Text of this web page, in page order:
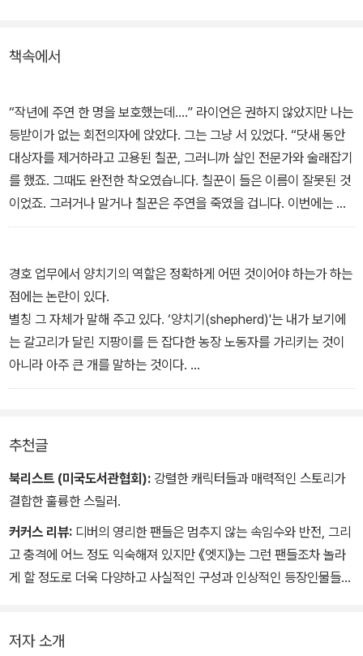
하는 '물리적 정보 추출 전문가' 헨리 러빙. 정보를 얻기 위해서 대상
에게 어떠한 잔혹한 행위도 서슴지 않는 러빙에게 몇 해 전 스승을 잃
은 정부 비밀 기관의 경호관 코르트는 러빙에 대한 복수만을 노리며
하루하루를 살아간다.
의 기회라 생각하며 임무를 맡는다. 자신이 왜 러빙의 목표물이 되었
는지 알지도 못한 채 전문 경호관 코르트의 보호를 받아야 하는 케슬
러와 가족들. 코르트는 케슬러와 그 가족들을 털끝 하나 다치지 않게
보호하는 한편 필생의 적인 러빙을 잡기 위해 치밀한 작전을 펴기 시
책속에서
“작년에 주연 한 명을 보호했는데….” 라이언은 권하지 않았지만 나는
등받이가 없는 회전의자에 앉았다. 그는 그냥 서 있었다. “닷새 동안
대상자를 제거하라고 고용된 칠꾼, 그러니까 살인 전문가와 술래잡기
를 했죠. 그때도 완전한 착오였습니다. 칠꾼이 들은 이름이 잘못된 것
이었죠. 그러거나 말거나 칠꾼은 주연을 죽였을 겁니다. 이번에는 형
사님을 쫓고 있는 자가 칠꾼이 아니라 캘꾼입니다. 그런 표현 들어 보
“그런 것 같군요. 신문자를 말하는 거죠? 전문적인.”
그만하면 정확한 셈이었다. 나는 고개를 끄덕였다. “칠꾼으로 얘기가
끝나는 게 아닙니다. 착오건 아니건 위험한 건 형사님뿐이죠. 그런데
캘꾼은 말입니다…. 놈은 형사님의 가족을 목표로 삼을 겁니다. 모서
리(edge), 그러니까 자기가 원하는 걸 말하도록 강요할 수단을 확보
하기 위해 뭐든 할 거란 말입니다. 착오였다는 걸 놈이 깨달았을 때에
경호 업무에서 양치기의 역할은 정확하게 어떤 것이어야 하는가 하는
점에는 논란이 있다.
별칭 그 자체가 말해 주고 있다. ‘양치기(shepherd)'는 내가 보기에
는 갈고리가 달린 지팡이를 든 잡다한 농장 노동자를 가리키는 것이
아니라 아주 큰 개를 말하는 것이다.
개에 대해서는 잘 알지 못하지만 들판에서 양들을 몰고 다니는 양치
고 있다. 우리 경호관들의 역할은 둘 중 어느 것일까? “양치기의 일은
주연을 보호하는 거야. 그게 다지. 캘꾼과 칠꾼들, 그리고 몸통을 잡는
건 다른 사람들에게 맡겨.”라고 에이브 팰로우는 말하곤 했다.
그렇지만 나는 이런 주장에 동의하지 않았다. 스승과 의견이 다른 몇
안 되는 부분 중 하나가 이거다. 우리의 임무는 가축 떼를 안전한 곳으
로 옮기는 것과 위협이 되는 늑대들의 목을 물어뜯는 것 둘 다라는 것
추천글
북리스트 (미국도서관협회): 강렬한 캐릭터들과 매력적인 스토리가
결합한 훌륭한 스릴러.
커커스 리뷰: 디버의 영리한 팬들은 멈추지 않는 속임수와 반전, 그리
고 충격에 어느 정도 익숙해져 있지만 《엣지》는 그런 팬들조차 놀라
게 할 정도로 더욱 다양하고 사실적인 구성과 인상적인 등장인물들을
저자 소개